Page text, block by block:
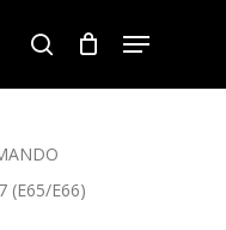
search
Menu
(E65/E66)